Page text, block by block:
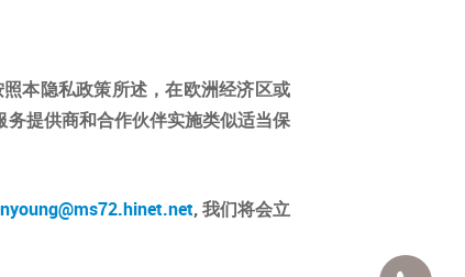
本隐私政策所述，在欧洲经济区或
提供商和合作伙伴实施类似适当保
, 我们将会立